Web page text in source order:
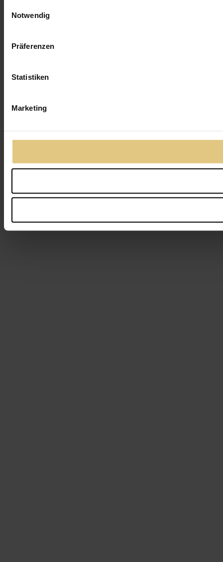
Notwendig
Präferenzen
Statistiken
Marketing